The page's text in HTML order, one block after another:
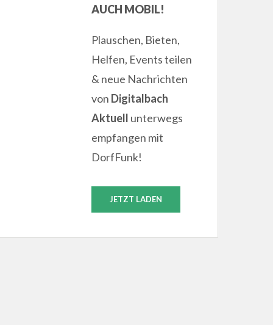
AUCH MOBIL!
Plauschen, Bieten,
Helfen, Events teilen
& neue Nachrichten
von Digitalbach
Aktuell unterwegs
empfangen mit
DorfFunk!
JETZT LADEN